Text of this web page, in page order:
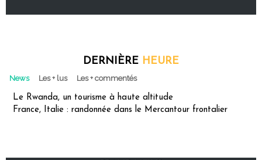
DERNIÈRE HEURE
News Les + lus Les + commentés
Le Rwanda, un tourisme à haute altitude
France, Italie : randonnée dans le Mercantour frontalier